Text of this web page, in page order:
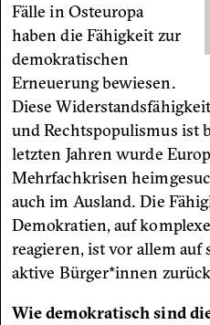
Fälle in Osteuropa
haben die Fähigkeit zur
demokratischen
Erneuerung bewiesen.
Diese
und Rechtspopulismus ist
letzten Jahren wurde
Mehrfachkrisen
auch im Ausland. Die
Demokratien, auf
reagieren, ist vor allem
aktive Bürger*innen
Wie demokratisch sind